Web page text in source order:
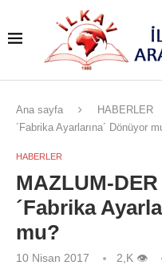
Ana sayfa HABERLER
´Fabrika Ayarlarına´ Dönüyor
HABERLER
MAZLUM-
´Fabrika
mu?
10 Nisan 2017 2,K 👁